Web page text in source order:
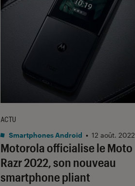
Motorola officialise le Moto
Razr 2022, son nouveau
smartphone pliant
ACTU
Smartphones Android • 12 août. 2022